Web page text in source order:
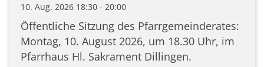
10. Aug. 2026 18:30 - 20:00
Öffentliche Sitzung des Pfarrgemeinderates:
Montag, 10. August 2026, um 18.30 Uhr, im
Pfarrhaus Hl. Sakrament Dillingen.